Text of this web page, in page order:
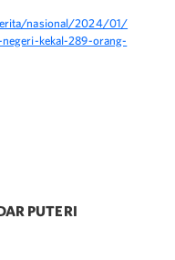
nasional/2024/01/
kekal-289-orang-
PUTERI